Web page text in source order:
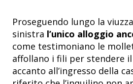
Proseguendo lungo la
sinistra l’unico alloggio
come testimoniano le
affollano i fili per stendere
accanto all’ingresso della